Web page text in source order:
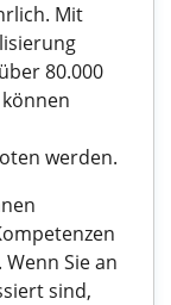
Mit
80.000
werden.
Sie an
sind,